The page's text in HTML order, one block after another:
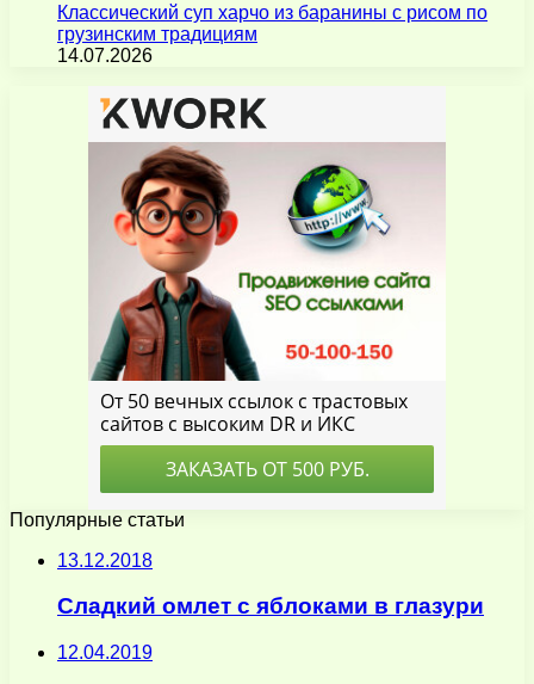
Классический суп харчо из баранины с рисом по
грузинским традициям
14.07.2026
Популярные статьи
13.12.2018
Сладкий омлет с яблоками в глазури
12.04.2019